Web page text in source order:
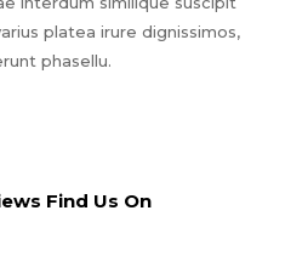
platea irure dignissimos,
phasellu.
Find Us On